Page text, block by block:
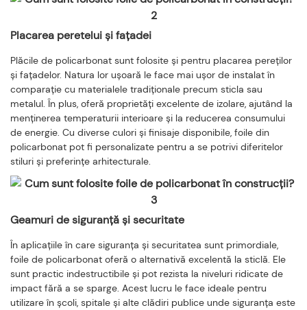
Placarea peretelui și fațadei
Plăcile de policarbonat sunt folosite și pentru placarea pereților
și fațadelor. Natura lor ușoară le face mai ușor de instalat în
comparație cu materialele tradiționale precum sticla sau
metalul. În plus, oferă proprietăți excelente de izolare, ajutând la
menținerea temperaturii interioare și la reducerea consumului
de energie. Cu diverse culori și finisaje disponibile, foile din
policarbonat pot fi personalizate pentru a se potrivi diferitelor
stiluri și preferințe arhitecturale.
Geamuri de siguranță și securitate
În aplicațiile în care siguranța și securitatea sunt primordiale,
foile de policarbonat oferă o alternativă excelentă la sticlă. Ele
sunt practic indestructibile și pot rezista la niveluri ridicate de
impact fără a se sparge. Acest lucru le face ideale pentru
utilizare în școli, spitale și alte clădiri publice unde siguranța este